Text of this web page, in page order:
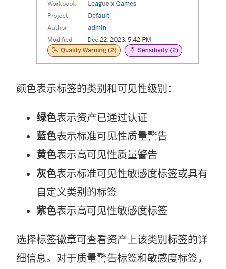
颜色表示标签的类别和可见性级别：
绿色表示资产已通过认证
蓝色表示标准可见性质量警告
黄色表示高可见性质量警告
灰色表示标准可见性敏感度标签或具有
自定义类别的标签
紫色表示高可见性敏感度标签
选择标签徽章可查看资产上该类别标签的详
细信息。对于质量警告标签和敏感度标签，